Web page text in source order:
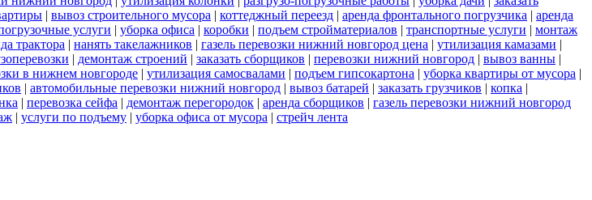
| вывоз строительного мусора | коттеджный переезд | аренда фронтального погрузчика | аренда
услуги | уборка офиса | коробки | подъем стройматериалов | транспортные услуги | монтаж
трактора | нанять такелажников | газель перевозки нижний новгород цена | утилизация камазами |
| демонтаж строений | заказать сборщиков | перевозки нижний новгород | вывоз ванны |
в нижнем новгороде | утилизация самосвалами | подъем гипсокартона | уборка квартиры от мусора |
| автомобильные перевозки нижний новгород | вывоз батарей | заказать грузчиков | копка |
| перевозка сейфа | демонтаж перегородок | аренда сборщиков | газель перевозки нижний новгород
| услуги по подъему | уборка офиса от мусора | стрейч лента